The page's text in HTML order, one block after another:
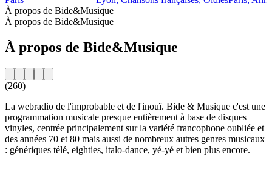
À propos de Bide&Musique
À propos de Bide&Musique
À propos de Bide&Musique
(260)
La webradio de l'improbable et de l'inouï. Bide & Musique c'est une
programmation musicale presque entièrement à base de disques
vinyles, centrée principalement sur la variété francophone oubliée et
des années 70 et 80 mais aussi de nombreux autres genres musicaux
: génériques télé, eighties, italo-dance, yé-yé et bien plus encore.